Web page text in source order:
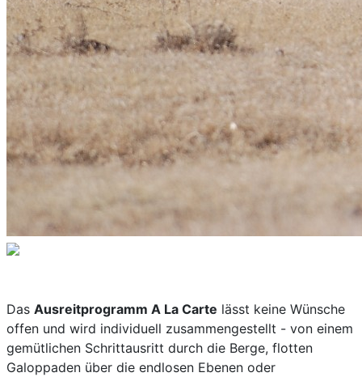
Das Ausreitprogramm A La Carte lässt keine Wünsche
offen und wird individuell zusammengestellt - von einem
gemütlichen Schrittausritt durch die Berge, flotten
Galoppaden über die endlosen Ebenen oder